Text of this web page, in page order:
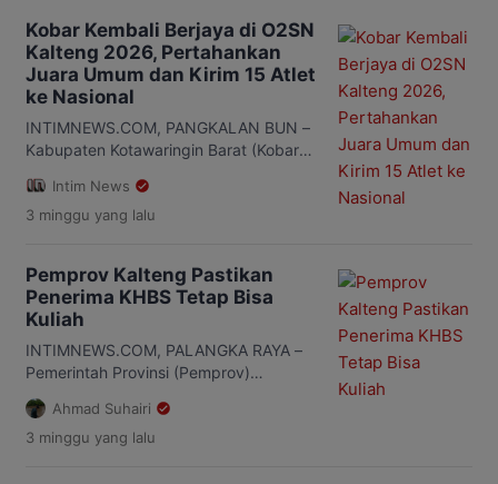
maupun kebakaran hutan dan lahan
(karhutla). Kebijakan itu berlaku untuk
seluruh jenjang pendidikan, mulai dari
PAUD, TK, SD, SMP hingga satuan
pendidikan nonformal. Aturan tersebut
tertuang […]
Kobar Kembali Berjaya di O2SN
Kalteng 2026, Pertahankan
Juara Umum dan Kirim 15 Atlet
ke Nasional
INTIMNEWS.COM, PANGKALAN BUN –
Kabupaten Kotawaringin Barat (Kobar)
ajang Olimpiade Olahraga Siswa
Nasional (O2SN) Tingkat Provinsi
mempertahankan predikat juara umum
sekaligus meloloskan 15 atlet terbaik
untuk mewakili Kalimantan Tengah di
tingkat nasional. Prestasi tersebut
diumumkan pada malam penutupan
O2SN Kalteng 2026, Jumat (17/7).
Keberhasilan […]
Intim News
3 minggu yang lalu
Pemprov Kalteng Pastikan
Penerima KHBS Tetap Bisa
Kuliah
INTIMNEWS.COM, PALANGKA RAYA –
Pemerintah Provinsi (Pemprov)
Kalimantan Tengah (Kalteng)
memastikan, masyarakat kurang
mampu yang telah memiliki Kartu Huma
Ahmad Suhairi
3 minggu yang lalu